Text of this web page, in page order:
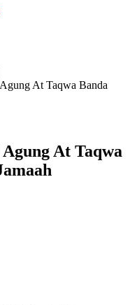
At Taqwa Banda
At Taqwa